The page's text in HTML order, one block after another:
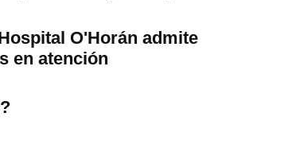
O'Horán admite
en atención